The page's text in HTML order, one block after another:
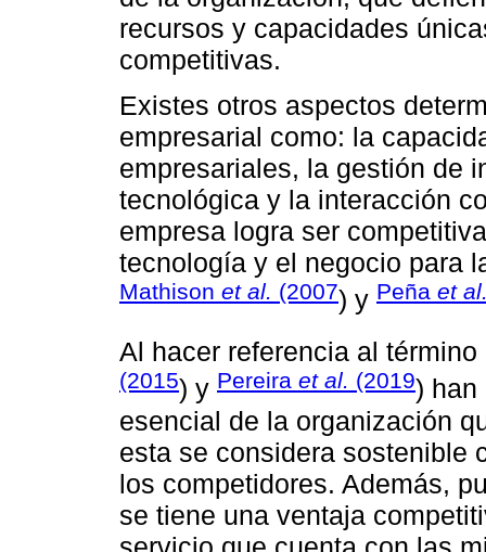
recursos y capacidades
competitivas.
Existes otros aspectos
empresarial como: la
empresariales, la gestión de
tecnológica y la interacción
empresa logra ser
tecnología y el negocio para
Mathison et al. (2007) y Peña et
Al hacer referencia al
(2015) y Pereira et al. (2019) han
esencial de la organización
esta se considera sostenible
los competidores. Además,
se tiene una ventaja